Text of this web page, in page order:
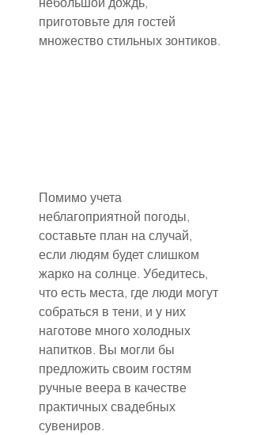
приготовьте для гостей
множество стильных зонтиков.
Помимо учета
неблагоприятной погоды,
составьте план на случай,
если людям будет слишком
жарко на солнце. Убедитесь,
что есть места, где люди могут
собраться в тени, и у них
наготове много холодных
напитков. Вы могли бы
предложить своим гостям
ручные веера в качестве
практичных свадебных
сувениров.